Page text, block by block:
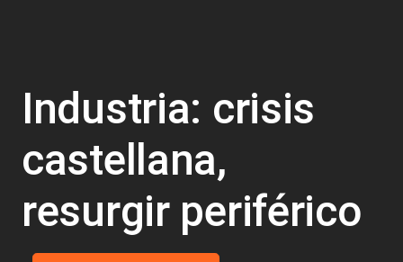
Industria: crisis
castellana,
resurgir periférico